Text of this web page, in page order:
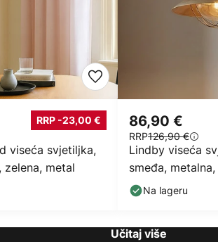
RRP -23,00 €
viseća svjetiljka,
metal
86,90 €
RRP126,90 €
Lindby viseća
smeđa,
Na lageru
Učitaj više